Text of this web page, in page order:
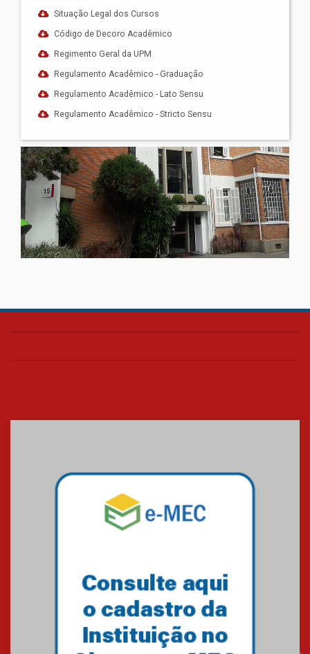
Situação Legal dos Cursos
Código de Decoro Acadêmico
Regimento Geral da UPM
Regulamento Acadêmico - Graduação
Regulamento Acadêmico - Lato Sensu
Regulamento Acadêmico - Stricto Sensu